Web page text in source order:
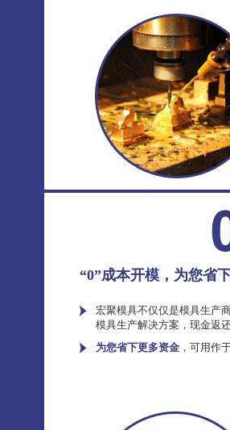
“0”成本开模，为您省
宏聚模具不仅仅是模具生产
模具生产解决方案，现金返
为您省下更多资金 ，可用作